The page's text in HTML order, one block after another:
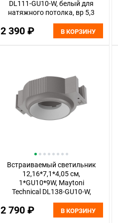
DL111-GU10-W, белый для
натяжного потолка, вр 5,3
2 390 ₽ В КОРЗИНУ
Встраиваемый светильник
12,16*7,1*4,05 см,
1*GU10*9W, Maytoni
Technical DL138-GU10-W,
2 790 ₽ В КОРЗИНУ